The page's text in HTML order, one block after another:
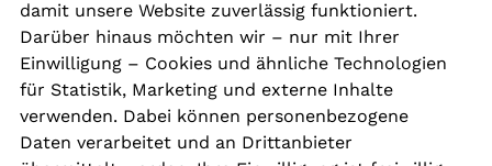
Kontakt
Presse
Aktuelles
Karriere
Newsletter
damit unsere Website zuverlässig funktioniert.
Darüber hinaus möchten wir – nur mit Ihrer
Einwilligung – Cookies und ähnliche Technologien
für Statistik, Marketing und externe Inhalte
verwenden. Dabei können personenbezogene
Daten verarbeitet und an Drittanbieter